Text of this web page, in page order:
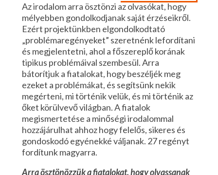
Az irodalom arra ösztönzi az olvasókat, hogy
mélyebben gondolkodjanak saját érzéseikről.
Ezért projektünkben elgondolkodtató
„problémaregényeket” szeretnénk lefordítani
és megjelentetni, ahol a főszereplő korának
tipikus problémáival szembesül. Arra
bátorítjuk a fiatalokat, hogy beszéljék meg
ezeket a problémákat, és segítsünk nekik
megérteni, mi történik velük, és mi történik az
őket körülvevő világban. A fiatalok
megismertetése a minőségi irodalommal
hozzájárulhat ahhoz hogy felelős, sikeres és
gondoskodó egyénekké váljanak. 27 regényt
fordítunk magyarra.
Arra ösztönözzük a fiatalokat, hogy olvassanak